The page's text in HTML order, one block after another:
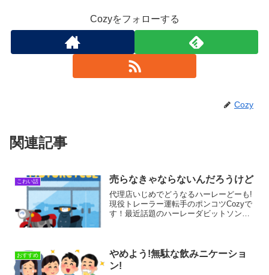
Cozyをフォローする
Cozy
関連記事
こわい話 売らなきゃならないんだろうけど
代理店いじめでどうなるハーレーどーも!
現役トレーラー運転手のポンコツCozyで
す！最近話題のハーレーダビットソンジ
いて書いていこうと...
おすすめ
やめよう!無駄な飲みニケーショ
ン!